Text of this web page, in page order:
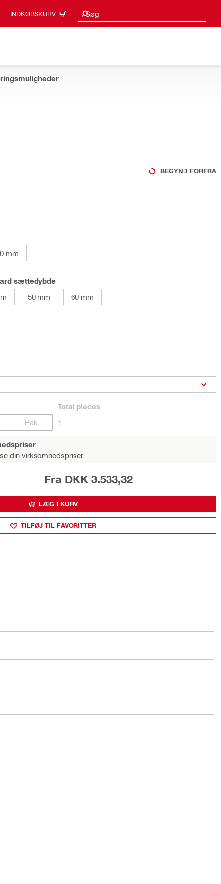
INDKØBSKURV Søg
Søgeresultater
BEGYND FORFRA
mm
sættedybde
50 mm 60 mm
Total pieces
1
din virksomhedspriser.
Fra DKK 3.533,32
LÆG I KURV
TILFØJ TIL FAVORITTER